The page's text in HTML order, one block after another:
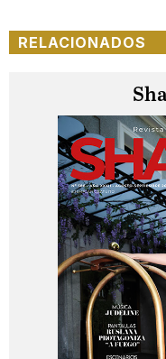
RELACIONADOS